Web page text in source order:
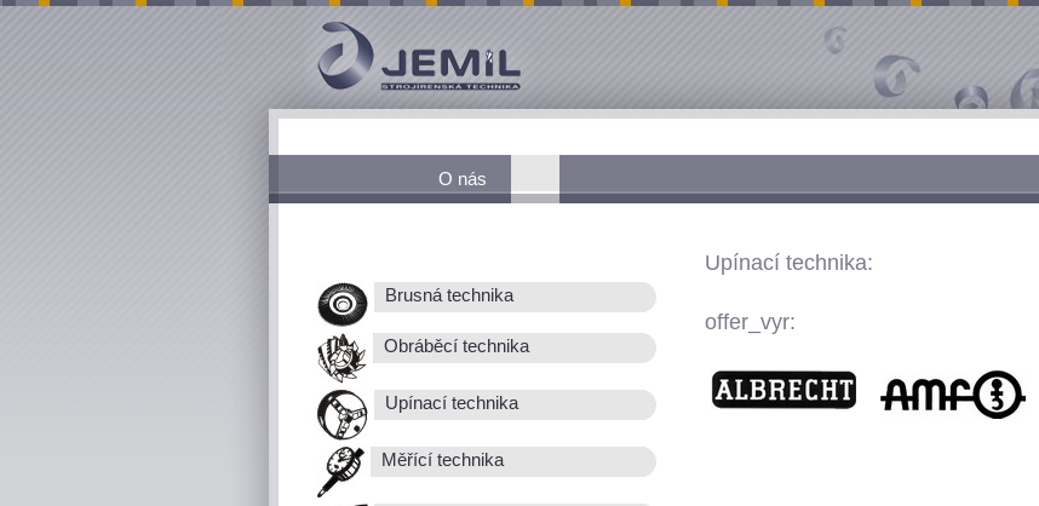
O nás
Brusná technika
Obráběcí technika
Upínací technika
Měřící technika
Upínací technika:
offer_vyr: